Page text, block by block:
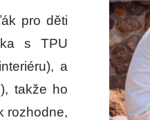
pro děti
s TPU
a
takže ho
rozhodne,